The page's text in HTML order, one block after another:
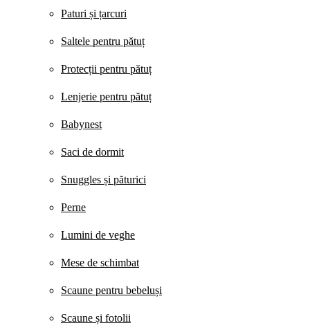
Paturi și țarcuri
Saltele pentru pătuț
Protecții pentru pătuț
Lenjerie pentru pătuț
Babynest
Saci de dormit
Snuggles și păturici
Perne
Lumini de veghe
Mese de schimbat
Scaune pentru bebeluși
Scaune și fotolii